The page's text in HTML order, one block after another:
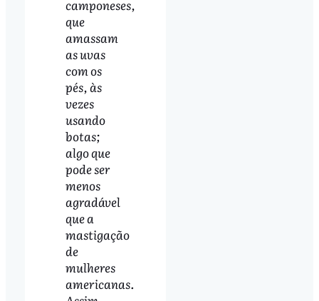
camponeses,
que
amassam
as uvas
com os
pés, às
vezes
usando
botas;
algo que
pode ser
menos
agradável
que a
mastigação
de
mulheres
americanas.